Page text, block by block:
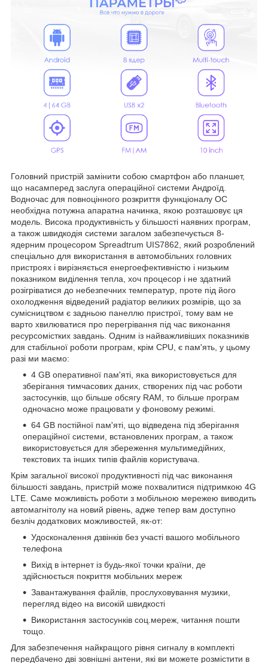
Головний пристрій замінити собою смартфон або планшет,
що насамперед заслуга операційної системи Андроїд.
Водночас для повноцінного розкриття функціоналу ОС
необхідна потужна апаратна начинка, якою розташовує ця
модель. Висока продуктивність у більшості наявних програм,
а також швидкодія системи загалом забезпечується 8-
ядерним процесором Spreadtrum UIS7862, який розроблений
спеціально для використання в автомобільних головних
пристроях і вирізняється енергоефективністю і низьким
показником виділення тепла, хоч процесор і не здатний
розігріватися до небезпечних температур, проте під його
охолодження відведений радіатор великих розмірів, що за
сумісництвом є задньою панеллю пристрої, тому вам не
варто хвилюватися про перегрівання під час виконання
ресурсомістких завдань. Одним із найважливіших показників
для стабільної роботи програм, крім CPU, є пам'ять, у цьому
разі ми маємо:
4 GB оперативної пам'яті, яка використовується для
зберігання тимчасових даних, створених під час роботи
застосунків, що більше обсягу RAM, то більше програм
одночасно може працювати у фоновому режимі.
64 GB постійної пам'яті, що відведена під зберігання
операційної системи, встановлених програм, а також
використовується для збереження мультимедійних,
текстових та інших типів файлів користувача.
Крім загальної високої продуктивності під час виконання
більшості завдань, пристрій може похвалитися підтримкою 4G
LTE. Саме можливість роботи з мобільною мережею виводить
автомагнітолу на новий рівень, адже тепер вам доступно
безліч додаткових можливостей, як-от:
Удосконалення дзвінків без участі вашого мобільного
телефона
Вихід в інтернет із будь-якої точки країни, де
здійснюється покриття мобільних мереж
Завантажування файлів, прослуховування музики,
перегляд відео на високій швидкості
Використання застосунків соц.мереж, читання пошти
тощо.
Для забезпечення найкращого рівня сигналу в комплекті
передбачено дві зовнішні антени, які ви можете розмістити в